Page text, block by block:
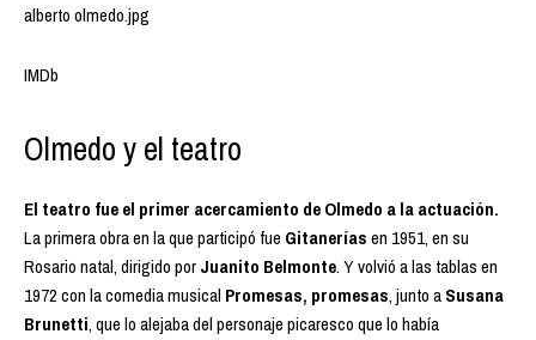
alberto olmedo.jpg
IMDb
Olmedo y el teatro
El teatro fue el primer acercamiento de Olmedo a la actuación.
La primera obra en la que participó fue Gitaneríasen 1951, en su
Rosario natal, dirigido porJuanito Belmonte. Y volvió a las tablas en
1972 con la comedia musical Promesas, promesas, junto aSusana
Brunetti, que lo alejaba del personaje picaresco que lo había